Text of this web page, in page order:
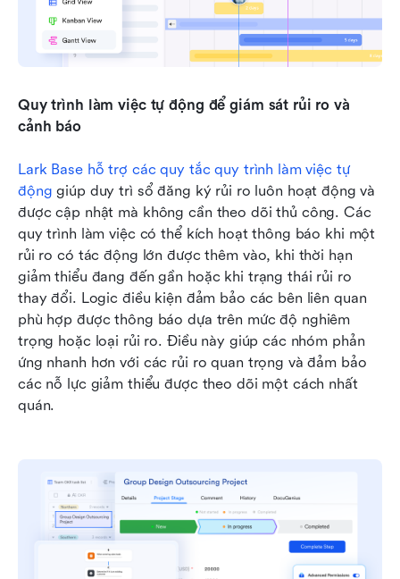
Quy trình làm việc tự động để giám sát rủi ro và
cảnh báo
Lark Base hỗ trợ các quy tắc quy trình làm việc tự
động giúp duy trì sổ đăng ký rủi ro luôn hoạt động và
được cập nhật mà không cần theo dõi thủ công. Các
quy trình làm việc có thể kích hoạt thông báo khi một
rủi ro có tác động lớn được thêm vào, khi thời hạn
giảm thiểu đang đến gần hoặc khi trạng thái rủi ro
thay đổi. Logic điều kiện đảm bảo các bên liên quan
phù hợp được thông báo dựa trên mức độ nghiêm
trọng hoặc loại rủi ro. Điều này giúp các nhóm phản
ứng nhanh hơn với các rủi ro quan trọng và đảm bảo
các nỗ lực giảm thiểu được theo dõi một cách nhất
quán.